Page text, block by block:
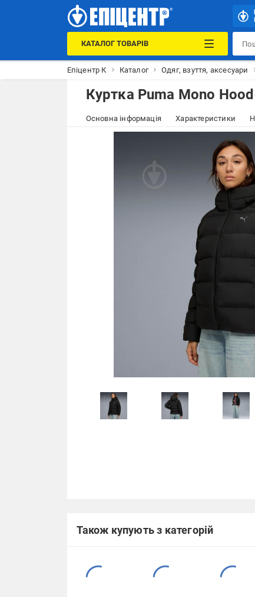
КАТАЛОГ ТОВАРІВ
Епіцентр К Каталог Одяг, взуття, аксесуари
Куртка Puma Mono
Основна інформація Характеристики
Також купують з категорій